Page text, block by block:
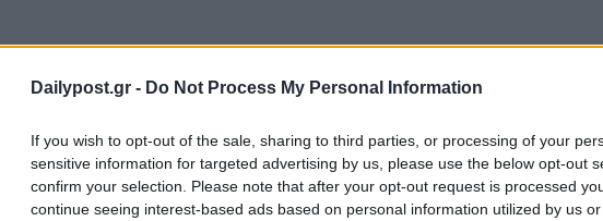
Dailypost.gr - Do Not Process My Personal Information
If you wish to opt-out of the sale, sharing to third parties, or processing of your
sensitive information for targeted advertising by us, please use the below opt-out
confirm your selection. Please note that after your opt-out request is processed
continue seeing interest-based ads based on personal information utilized by us